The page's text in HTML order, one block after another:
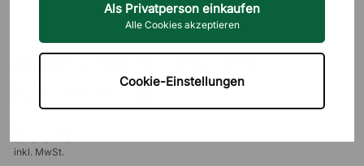
Als Privatperson einkaufen
Alle Cookies akzeptieren
Cookie-Einstellungen
Aktenschrank Crito 201 -
87x76x39 cm
inkl. MwSt.